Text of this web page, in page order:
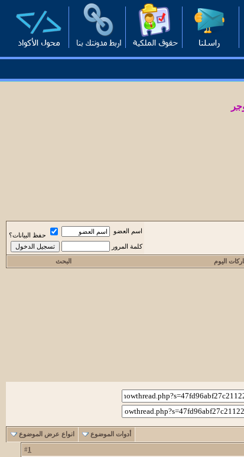
اسم العضو
حفظ البيانات؟
كلمة المرور
اليوم البحث
أدوات الموضوع انواع عرض الموضوع
1